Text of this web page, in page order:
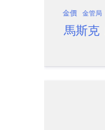
金價 金管局
馬斯克